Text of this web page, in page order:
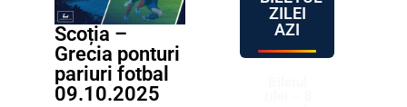
Scoția –
Grecia ponturi
pariuri fotbal
09.10.2025
ZILEI
AZI